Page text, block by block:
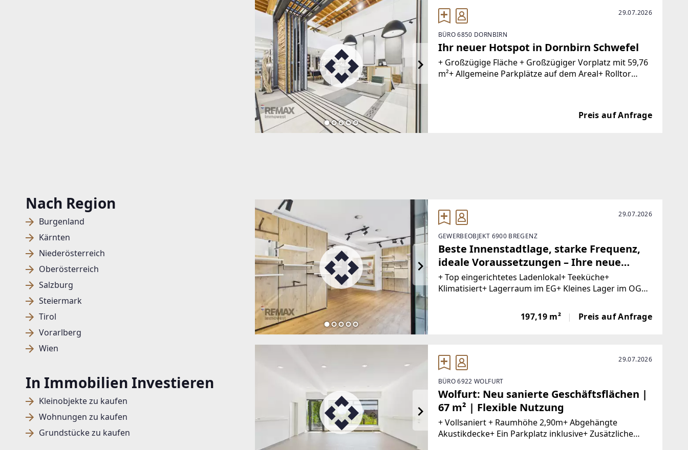
Nach Region
Burgenland
Kärnten
Niederösterreich
Oberösterreich
Salzburg
Steiermark
Tirol
Vorarlberg
Wien
In Immobilien Investieren
Kleinobjekte zu kaufen
Wohnungen zu kaufen
Grundstücke zu kaufen
29.07.2026
BÜRO 6850 DORNBIRN
Ihr neuer Hotspot in Dornbirn Schwefel
+ Großzügige Fläche + Großzügiger Vorplatz mit 59,76
m²+ Allgemeine Parkplätze auf dem Areal+ Rolltor
Preis auf Anfrage
29.07.2026
GEWERBEOBJEKT 6900 BREGENZ
Beste Innenstadtlage, starke Frequenz,
ideale Voraussetzungen – Ihre neue
Geschäftsadresse in Bregenz
+ Top eingerichtetes Ladenlokal+ Teeküche+
Klimatisiert+ Lagerraum im EG+ Kleines Lager im OG+
Geschäftsflächen + Zentrale Lage+ Im Stadtzentrum
gelegen+ Hohe FußgängerfrequenzSichern
197,19 m² Preis auf Anfrage
29.07.2026
BÜRO 6922 WOLFURT
Wolfurt: Neu sanierte Geschäftsflächen |
67 m² | Flexible Nutzung
+ Vollsaniert + Raumhöhe 2,90m+ Abgehängte
Akustikdecke+ Ein Parkplatz inklusive+ Zusätzliche